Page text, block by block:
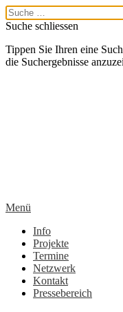
Suche schliessen
Tippen Sie Ihren eine
die Suchergebnisse
Menü
Info
Projekte
Termine
Netzwerk
Kontakt
Pressebereich